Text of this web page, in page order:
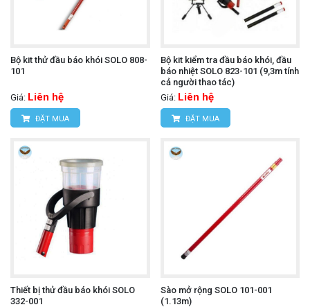
Bộ kit thử đầu báo khói SOLO 808-
101
Giá: Liên hệ
ĐẶT MUA
Bộ kit kiểm tra đầu báo khói, đầu
báo nhiệt SOLO 823-101 (9,3m tính
cả người thao tác)
Giá: Liên hệ
ĐẶT MUA
Thiết bị thử đầu báo khói SOLO
332-001
Sào mở rộng SOLO 101-001
(1.13m)